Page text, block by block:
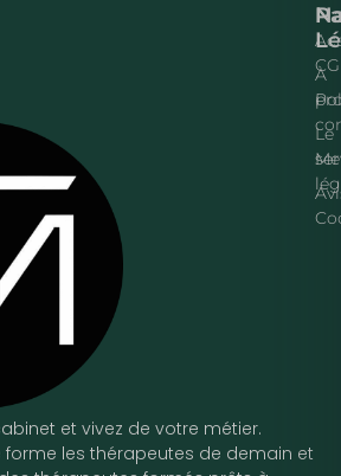
et vivez de votre métier.
forme les thérapeutes de demain et
À
Le